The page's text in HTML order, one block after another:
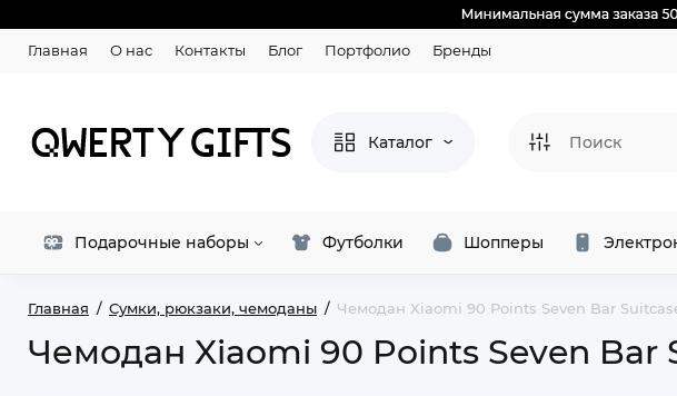
Главная О нас Контакты Блог Портфолио Бренды
Каталог
Подарочные наборы Футболки Шопперы
Главная Сумки, рюкзаки, чемоданы Чемодан Xiaomi 90 Points Seven Bar
Чемодан Xiaomi 90 Points Seven Bar